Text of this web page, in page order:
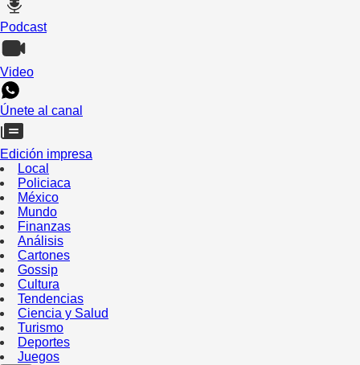
Podcast
Video
Únete al canal
Edición impresa
Local
Policiaca
México
Mundo
Finanzas
Análisis
Cartones
Gossip
Cultura
Tendencias
Ciencia y Salud
Turismo
Deportes
Juegos